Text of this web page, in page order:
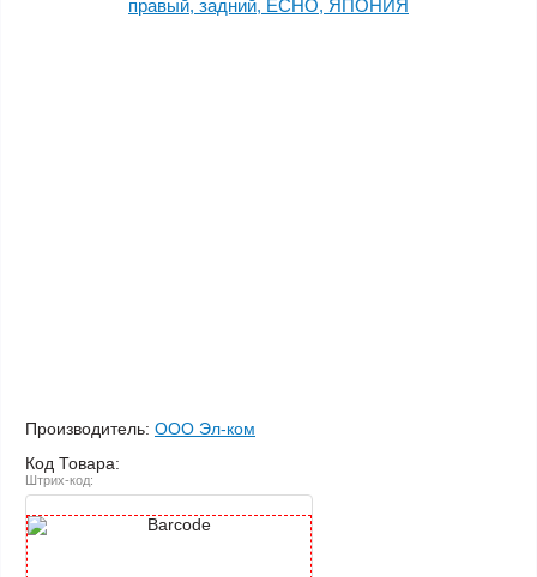
Производитель: ООО Эл-ком
Код Товара:
Штрих-код: